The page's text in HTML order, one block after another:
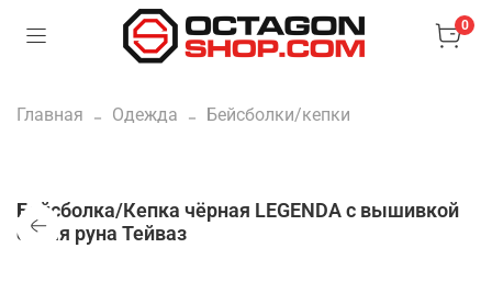
0
Главная Одежда Бейсболки/кепки
Бейсболка/Кепка чёрная LEGENDA с вышивкой
серая руна Тейваз